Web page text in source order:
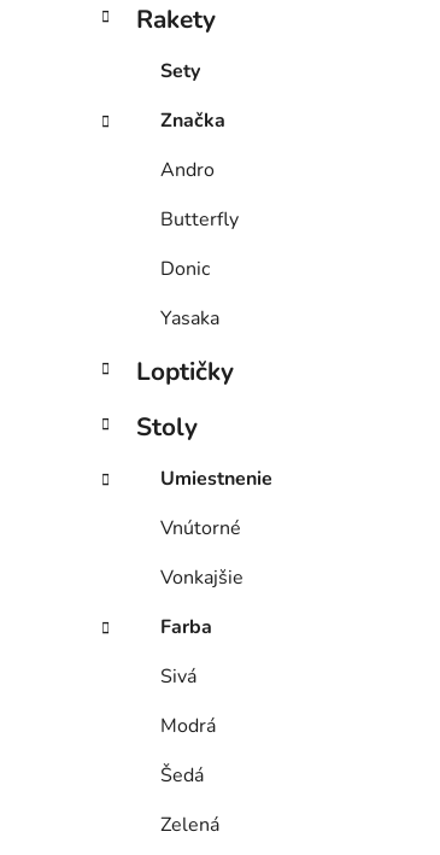
Rakety
Sety
Značka
Andro
Butterfly
Donic
Yasaka
Loptičky
Stoly
Umiestnenie
Vnútorné
Vonkajšie
Farba
Sivá
Modrá
Šedá
Zelená